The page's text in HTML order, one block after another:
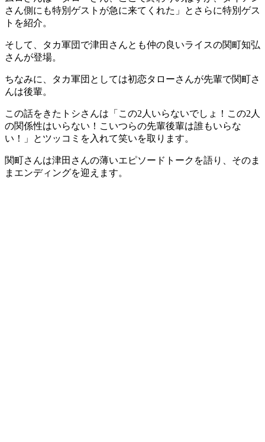
さん側にも特別ゲストが急に来てくれた」とさらに特別ゲス
トを紹介。
そして、タカ軍団で津田さんとも仲の良いライスの関町知弘
さんが登場。
ちなみに、タカ軍団としては初恋タローさんが先輩で関町さ
んは後輩。
この話をきたトシさんは「この2人いらないでしょ！この2人
の関係性はいらない！こいつらの先輩後輩は誰もいらな
い！」とツッコミを入れて笑いを取ります。
関町さんは津田さんの薄いエピソードトークを語り、そのま
まエンディングを迎えます。